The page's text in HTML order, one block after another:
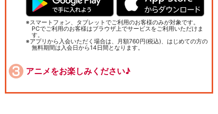
スマートフォン、タブレットでご利用のお客様のみが対象です。
PCでご利用のお客様はブラウザ上でサービスをご利用いただけま
す。
アプリから入会いただく場合は、月額760円(税込)、はじめての方の
無料期間は入会日から14日間となります。
アニメをお楽しみください♪